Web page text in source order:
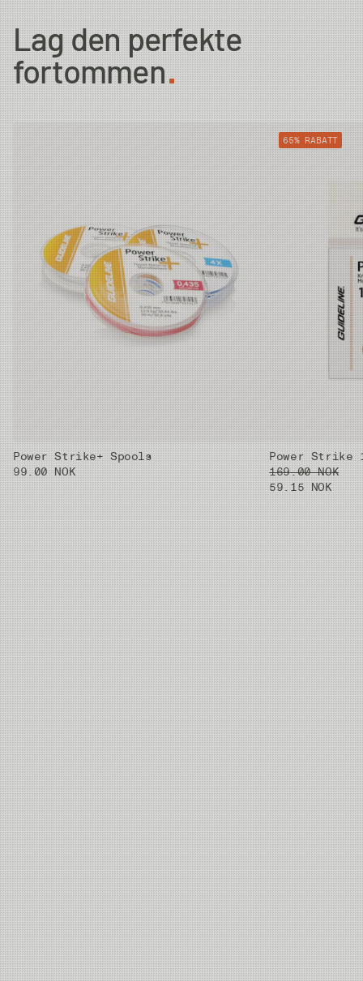
0X 0.64mm 0.285mm 5.6kg
1X 0.64mm 0.26mm 4.9kg
4kg
3.3kg
0.61mm 0.185mm
0.59mm 0.148mm 1.8kg
Lag den perfekte
fortommen
Power Strike+ Spools
99.00 NOK
65% RABATT
Power Strike
169.00 NOK
59.15 NOK